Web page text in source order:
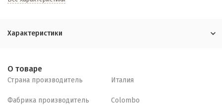
Характеристики
О товаре
Страна производитель Италия
Фабрика производитель Colombo